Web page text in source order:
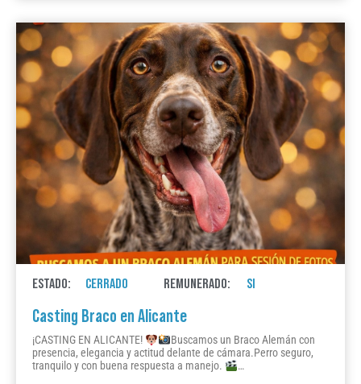
ESTADO: CERRADO REMUNERADO: SI
Casting Braco en Alicante
¡CASTING EN ALICANTE!
Buscamos un Braco Alemán con
presencia, elegancia y actitud delante de cámara.Perro seguro,
tranquilo y con buena respuesta a manejo.
…